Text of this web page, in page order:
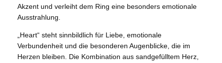
Akzent und verleiht dem Ring eine besonders emotionale
Ausstrahlung.
„Heart“ steht sinnbildlich für Liebe, emotionale
Verbundenheit und die besonderen Augenblicke, die im
Herzen bleiben. Die Kombination aus sandgefülltem Herz,